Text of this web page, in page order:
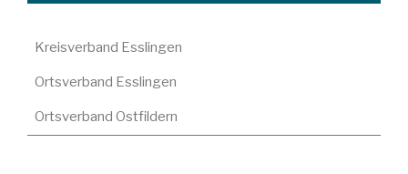
Kreisverband Esslingen
Ortsverband Esslingen
Ortsverband Ostfildern